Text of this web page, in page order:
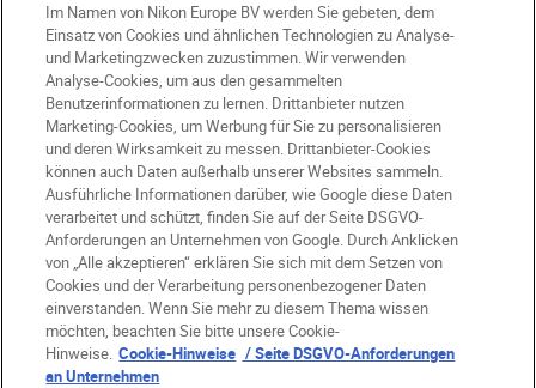
DE Nikon Sites
Kontakt
Datenschutzhinweis
Nutzungsbedingungen
Geschäftsbedingungen des Nikon Stores
Cookie-Hinweise
Barrierefreiheit
Cookie-Einstellungen
© 2026 Nikon
SKIP
Im Namen von Nikon Europe BV werden Sie gebeten, dem
Einsatz von Cookies und ähnlichen Technologien zu Analyse-
und Marketingzwecken zuzustimmen. Wir verwenden
Analyse-Cookies, um aus den gesammelten
Benutzerinformationen zu lernen. Drittanbieter nutzen
Marketing-Cookies, um Werbung für Sie zu personalisieren
und deren Wirksamkeit zu messen. Drittanbieter-Cookies
können auch Daten außerhalb unserer Websites sammeln.
Ausführliche Informationen darüber, wie Google diese Daten
verarbeitet und schützt, finden Sie auf der Seite DSGVO-
Anforderungen an Unternehmen von Google. Durch Anklicken
von „Alle akzeptieren“ erklären Sie sich mit dem Setzen von
Cookies und der Verarbeitung personenbezogener Daten
einverstanden. Wenn Sie mehr zu diesem Thema wissen
möchten, beachten Sie bitte unsere Cookie-
Hinweise. Cookie-Hinweise / Seite DSGVO-Anforderungen
an Unternehmen